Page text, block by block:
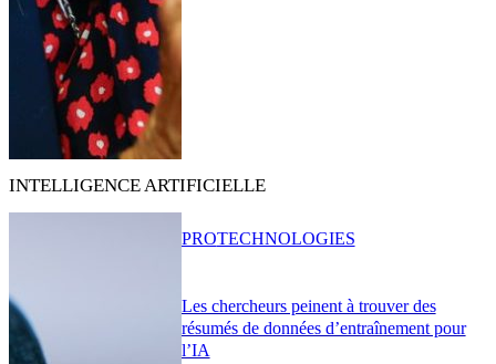
INTELLIGENCE ARTIFICIELLE
Les chercheurs peinent à trouver des
résumés de données d’entraînement pour
l’IA
PROTECHNOLOGIES